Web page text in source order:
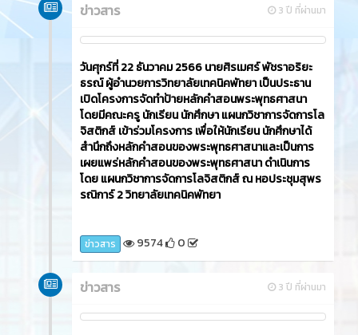
3 ปี ที่ผ่านมา
ข่าวสาร
วันศุกร์ที่ 22 ธันวาคม 2566​ นายศิรเมศร์ พัชราอริยะ
ธรณ์ ผู้อำนวยการวิทยาลัยเทคนิคพัทยา เป็นประธาน
เปิดโครงการจัดทำป้ายหลักคำสอนพระพุทธศาสนา
โดยมีคณะครู นักเรียน นักศึกษา แผนกวิชาการจัดการโล
จิสติกส์ เข้าร่วมโครงการ เพื่อให้นักเรียน นักศึกษาได้
สำนึกถึงหลักคำสอนของพระพุทธศาสนาและเป็นการ
เผยแพร่หลักคำสอนของพระพุทธศาสนา ดำเนินการ
โดย แผนกวิชาการจัดการโลจิสติกส์ ณ หอประชุมสุพร
รณิการ์ 2 วิทยาลัยเทคนิคพัทยา
ข่าวสาร 9574 0
3 ปี ที่ผ่านมา
ข่าวสาร